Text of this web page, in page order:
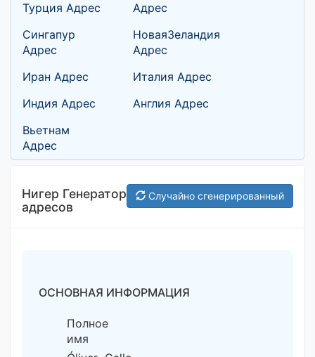
Турция Адрес
Адрес
Сингапур
Адрес
НоваяЗеландия
Адрес
Иран Адрес
Италия Адрес
Индия Адрес
Англия Адрес
Вьетнам
Адрес
Случайно сгенерированный
Нигер Генератор
адресов
ОСНОВНАЯ ИНФОРМАЦИЯ
Полное
имя